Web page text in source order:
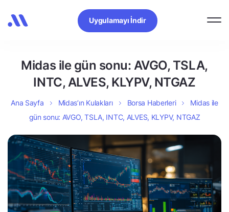
Uygulamayı İndir
Midas ile gün sonu: AVGO, TSLA,
INTC, ALVES, KLYPV, NTGAZ
Ana Sayfa Midas’ın Kulakları Borsa Haberleri
Midas ile
gün sonu: AVGO, TSLA, INTC, ALVES, KLYPV, NTGAZ